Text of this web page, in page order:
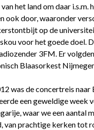
het land om daar i.s.m.
door, waaronder
op de
voor het goede doel.
3FM. Er
Blaasorkest
was de concertreis naar
een geweldige week
waar we een aantal
van prachtige kerken tot